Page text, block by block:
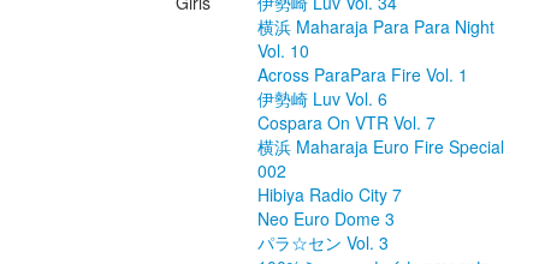
横浜 Maharaja Para Para Night
Vol. 10
Across ParaPara Fire Vol. 1
伊勢崎 Luv Vol. 6
Cospara On VTR Vol. 7
横浜 Maharaja Euro Fire Special
002
Hibiya Radio City 7
Neo Euro Dome 3
パラ☆セン Vol. 3